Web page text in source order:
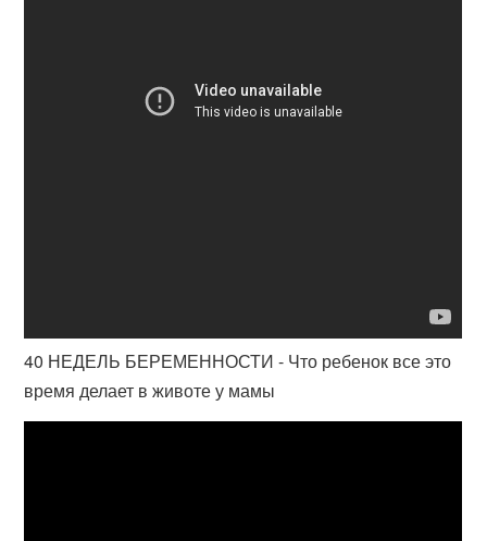
40 НЕДЕЛЬ БЕРЕМЕННОСТИ - Что ребенок все это
время делает в животе у мамы